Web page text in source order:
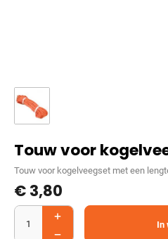
Touw voor
Touw voor kogelveegset met een
€3,80
In